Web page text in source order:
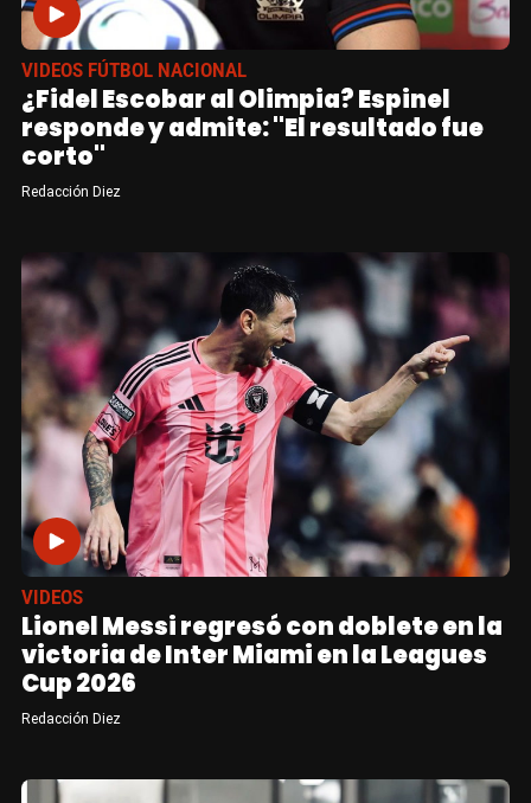
VIDEOS FÚTBOL NACIONAL
¿Fidel Escobar al Olimpia? Espinel
responde y admite: "El resultado fue
corto"
Redacción Diez
VIDEOS
Lionel Messi regresó con doblete en la
victoria de Inter Miami en la Leagues
Cup 2026
Redacción Diez